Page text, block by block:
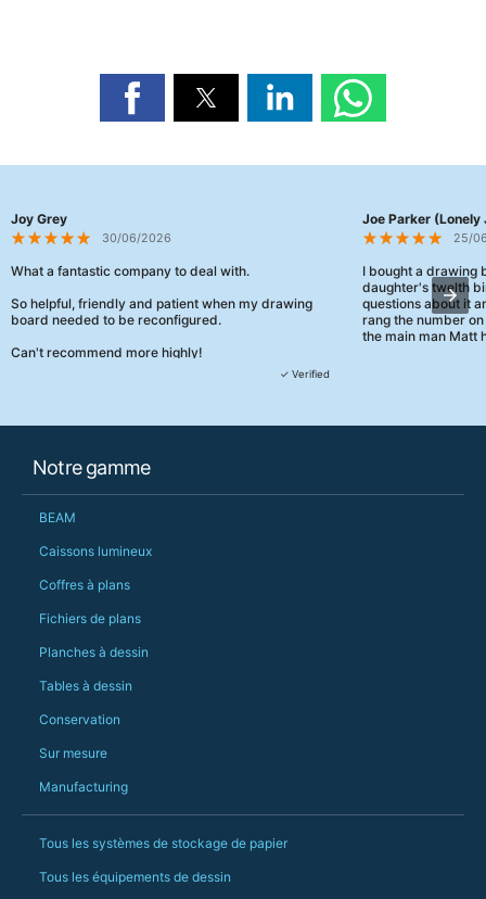
Joy Grey
30/06/2026
What a fantastic company to deal with.
So helpful, friendly and patient when my drawing
board needed to be reconfigured.
Can't recommend more highly!
✓ Verified
Joe Parker (Lonely
25/
I bought a drawing
daughter's twelth
questions about it
rang the number
the main man Matt
Notre gamme
BEAM
Caissons lumineux
Coffres à plans
Fichiers de plans
Planches à dessin
Tables à dessin
Conservation
Sur mesure
Manufacturing
Tous les systèmes de stockage de papier
Tous les équipements de dessin